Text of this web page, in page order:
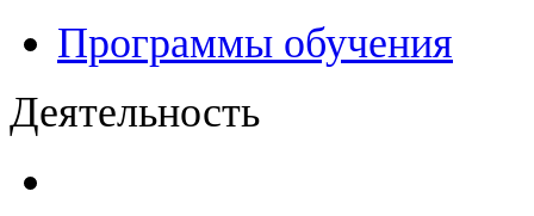
Программы обучения
Деятельность